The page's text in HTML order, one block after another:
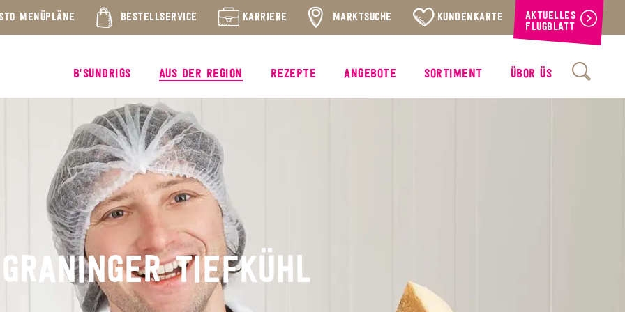
MENÜPLÄNE BESTELLSERVICE KARRIERE MARKTSUCHE KUNDENKARTE
AKTUELLES
FLUGBLATT
B’SUNDRIGS AUS DER REGION REZEPTE ANGEBOTE SORTIMENT ÜBOR ÜS
GRANINGER TIEFKÜHL